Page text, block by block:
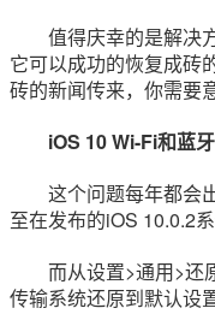
值得庆幸的是解决方
它可以成功的恢复成砖
砖的新闻传来，你需要
iOS 10 Wi-Fi和蓝
这个问题每年都会出
至在发布的iOS 10.0.2
而从设置>通用>还
传输系统还原到默认设